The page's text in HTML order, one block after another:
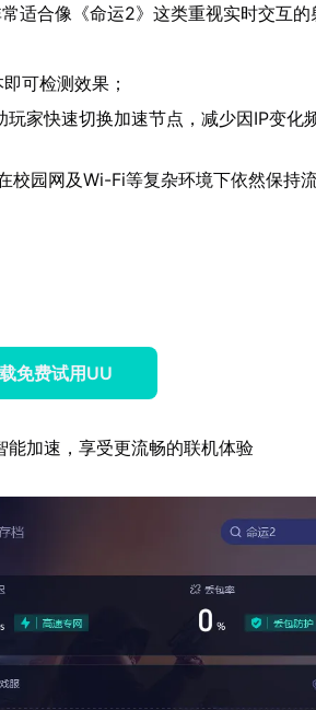
适合像《命运2》这类重视实时交互
可检测效果；
玩家快速切换加速节点，减少因IP变化
校园网及Wi-Fi等复杂环境下依然保持
免费试用UU
能加速，享受更流畅的联机体验